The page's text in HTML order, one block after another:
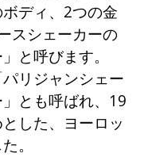
ディ、2つの金
スシェーカーの
と呼びます。
リジャンシェー
とも呼ばれ、19
した、ヨーロッ
。